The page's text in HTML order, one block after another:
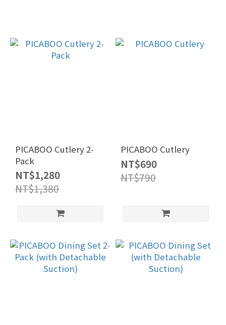
PICABOO Cutlery 2-
Pack
NT$1,280
NT$1,380
PICABOO Cutlery
NT$690
NT$790